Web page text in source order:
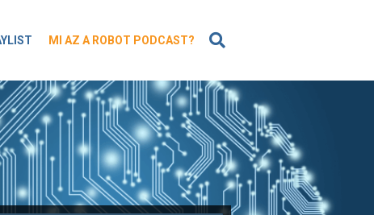
MI AZ A ROBOT PODCAST?